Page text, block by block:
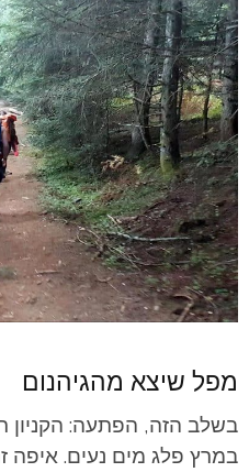
מפל שיצא מהגיהנום
בשלב הזה, הפתעה: הקניון
במרץ פלג מים נעים. איפה